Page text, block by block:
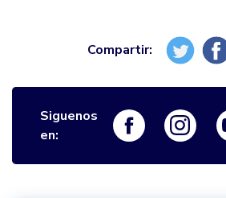
Siguenos
en:
Logo